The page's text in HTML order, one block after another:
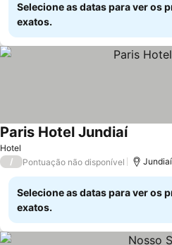
Selecione as datas para ver os
exatos.
Hotel
Paris Hotel Jundiaí
/ Pontuação não disponível
Selecione as datas para ver os
exatos.